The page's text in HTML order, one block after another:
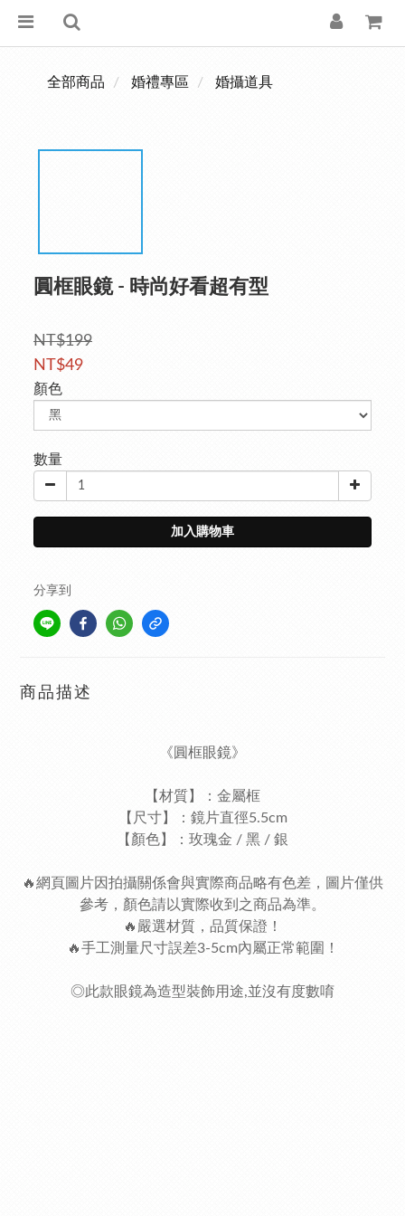
全部商品 婚禮專區 婚攝道具
圓框眼鏡 - 時尚好看超有型
NT$199
NT$49
顏色
數量
加入購物車
分享到
商品描述
《圓框眼鏡》
【材質】：金屬框
【尺寸】：鏡片直徑5.5cm
【顏色】：玫瑰金 / 黑 / 銀
🔥網頁圖片因拍攝關係會與實際商品略有色差，圖片僅供
參考，顏色請以實際收到之商品為準。
🔥嚴選材質，品質保證！
🔥手工測量尺寸誤差3-5cm內屬正常範圍！
◎此款眼鏡為造型裝飾用途,並沒有度數唷